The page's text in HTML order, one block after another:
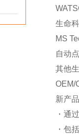
生命
MS
自动
其他
OEM/
新产
・通
・包